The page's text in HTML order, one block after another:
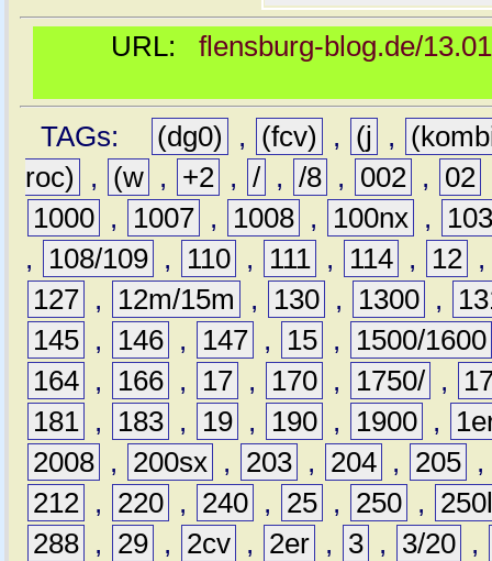
URL: flensburg-blog.de/
TAGs: (dg0) , (fcv) , (j ,
roc)
, (w , +2 , / , /8 , 002 , 02
1000 , 1007 , 1008 , 100nx ,
,
108/109 , 110 , 111 , 114 , 12
127 , 12m/15m , 130 , 1300 ,
145 , 146 , 147 , 15 ,
1500/1600
164 , 166 , 17 , 170 , 1750/ ,
181 , 183 , 19 , 190 , 1900 ,
2008 , 200sx , 203 , 204 , 205 ,
212 , 220 , 240 , 25 , 250 ,
288 , 29 , 2cv , 2er , 3 , 3/20 ,